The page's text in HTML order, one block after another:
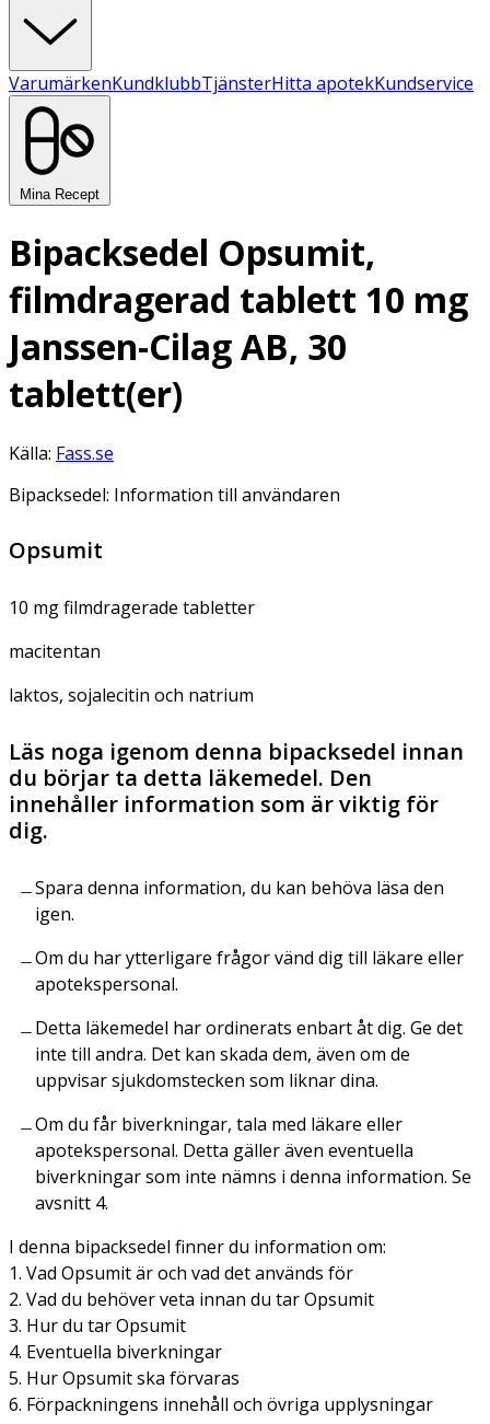
VarumärkenKundklubbTjänsterHitta apotekKundservice
Mina Recept
Bipacksedel Opsumit,
filmdragerad tablett 10 mg
Janssen-Cilag AB, 30
tablett(er)
Källa: Fass.se
Bipacksedel: Information till användaren
Opsumit
10 mg filmdragerade tabletter
macitentan
laktos, sojalecitin och natrium
Läs noga igenom denna bipacksedel innan
du börjar ta detta läkemedel. Den
innehåller information som är viktig för
dig.
Spara denna information, du kan behöva läsa den
igen.
Om du har ytterligare frågor vänd dig till läkare eller
apotekspersonal.
Detta läkemedel har ordinerats enbart åt dig. Ge det
inte till andra. Det kan skada dem, även om de
uppvisar sjukdomstecken som liknar dina.
Om du får biverkningar, tala med läkare eller
apotekspersonal. Detta gäller även eventuella
biverkningar som inte nämns i denna information. Se
avsnitt 4.
I denna bipacksedel finner du information om:
1. Vad Opsumit är och vad det används för
2. Vad du behöver veta innan du tar Opsumit
3. Hur du tar Opsumit
4. Eventuella biverkningar
5. Hur Opsumit ska förvaras
6. Förpackningens innehåll och övriga upplysningar